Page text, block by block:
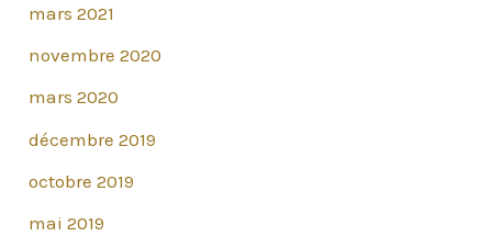
mars 2021
novembre 2020
mars 2020
décembre 2019
octobre 2019
mai 2019